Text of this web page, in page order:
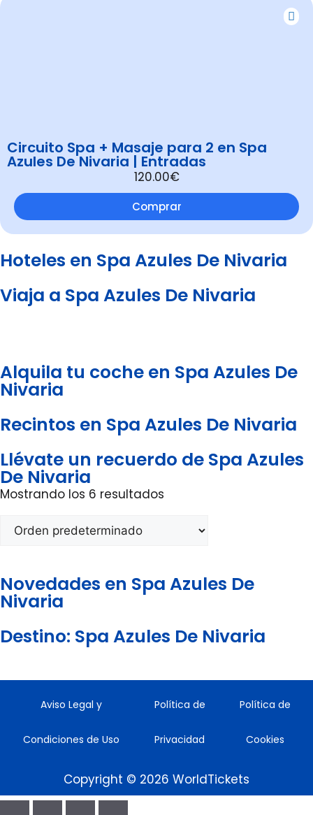
Circuito Spa + Masaje para 2 en Spa
Azules De Nivaria | Entradas
120.00€
Comprar
Hoteles en Spa Azules De Nivaria
Viaja a Spa Azules De Nivaria
Alquila tu coche en Spa Azules De
Nivaria
Recintos en Spa Azules De Nivaria
Llévate un recuerdo de Spa Azules
De Nivaria
Mostrando los 6 resultados
Novedades en Spa Azules De
Nivaria
Destino: Spa Azules De Nivaria
Aviso Legal y
Condiciones de Uso
Política de
Privacidad
Política de
Cookies
Copyright © 2026 WorldTickets